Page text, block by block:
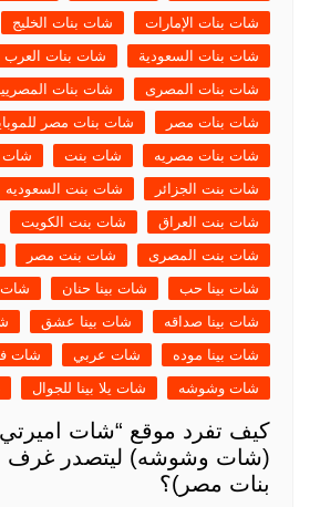
شات بنات الإمارات
شات بنات الخليج
شات بنات السعودية
شات بنات العرب
شات بنات المصرى
شات بنات
شات بنات مصر
شات بنات مصر
شات بنات مصريه
شات بنت
شات
شات بنت الجزائر
شات بنت السعوديه
شات بنت العراق
شات بنت الكويت
شات بنت المصرى
شات بنت مصر
شات بينا حب
شات بينا حنان
شات
شات بينا صداقه
شات بينا عشق
شات بينا موده
شات عربي
شات
شات وشوشه
شات يلا بينا للجوال
كيف تفرد موقع “شات
(شات وشوشه) ليتصدر غرف
بنات مصر)؟